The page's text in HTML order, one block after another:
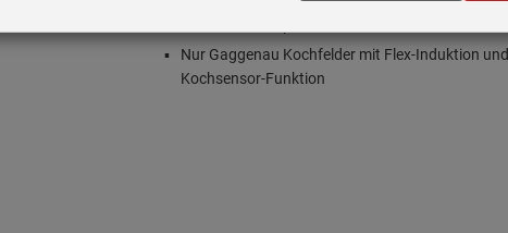
Nur Gaggenau Kochfelder mit Flex-Induktion und
Kochsensor-Funktion